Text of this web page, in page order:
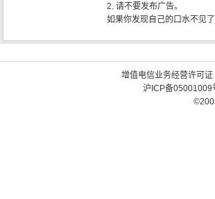
2. 请不要发布广告。
如果你发现自己的口水不见
增值电信业务经营许可
沪ICP备05001009